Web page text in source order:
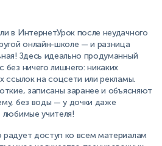
в ИнтернетУрок после неудачного
онлайн-школе — и разница
Здесь идеально продуманный
без ничего лишнего: никаких
ссылок на соцсети или рекламы.
записаны заранее и объясняют
без воды — у дочки даже
любимые учителя!
доступ ко всем материалам